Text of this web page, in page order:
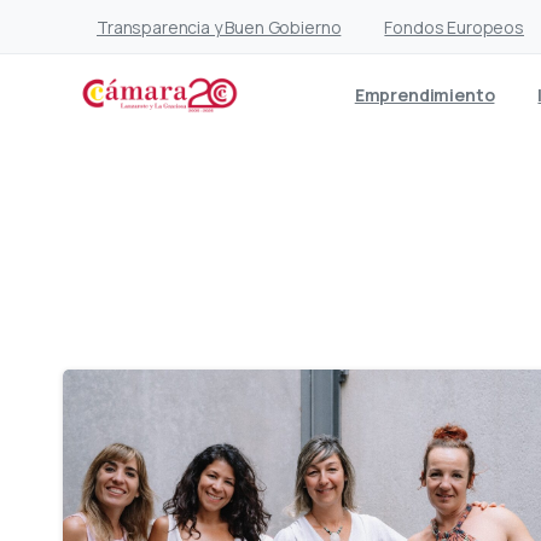
Transparencia y Buen Gobierno Fondos Europeos
Emprendimiento